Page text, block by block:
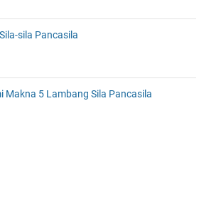
sila Pancasila
Makna 5 Lambang Sila Pancasila